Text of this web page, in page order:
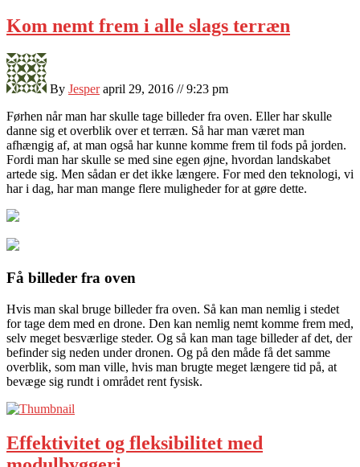
Kom nemt frem i alle slags terræn
By Jesper april 29, 2016 // 9:23 pm
Førhen når man har skulle tage billeder fra oven. Eller har skulle
danne sig et overblik over et terræn. Så har man været man
afhængig af, at man også har kunne komme frem til fods på jorden.
Fordi man har skulle se med sine egen øjne, hvordan landskabet
artede sig. Men sådan er det ikke længere. For med den teknologi, vi
har i dag, har man mange flere muligheder for at gøre dette.
Få billeder fra oven
Hvis man skal bruge billeder fra oven. Så kan man nemlig i stedet
for tage dem med en drone. Den kan nemlig nemt komme frem med,
selv meget besværlige steder. Og så kan man tage billeder af det, der
befinder sig neden under dronen. Og på den måde få det samme
overblik, som man ville, hvis man brugte meget længere tid på, at
bevæge sig rundt i området rent fysisk.
Effektivitet og fleksibilitet med